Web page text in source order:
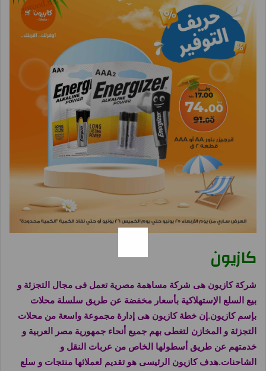
كازيون
شركة كازيون هى شركة مساهمة مصرية تعمل فى مجال التجزئة و
بيع السلع الإستهلاكية بأسعار مخفضة عن طريق سلسلة محلات
بإسمكازيون.إن خطةكازيون هى إدارة مجموعة واسعة من محلات
التجزئة و المخازن لتغطى بهم جميع أنحاء جمهورية مصر العربية و
خدمتهم عن طريق أسطولها الخاص من عربات النقل و
الشاحنات.هدف كازيون الرئيسى هو تقديم لعملائها منتجات و سلع